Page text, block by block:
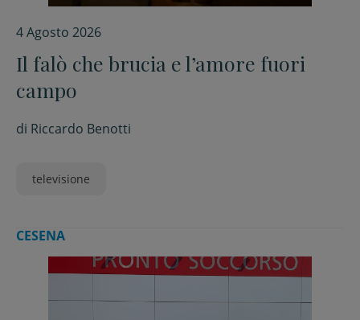
4 Agosto 2026
Il falò che brucia e l’amore fuori
campo
di Riccardo Benotti
televisione
CESENA